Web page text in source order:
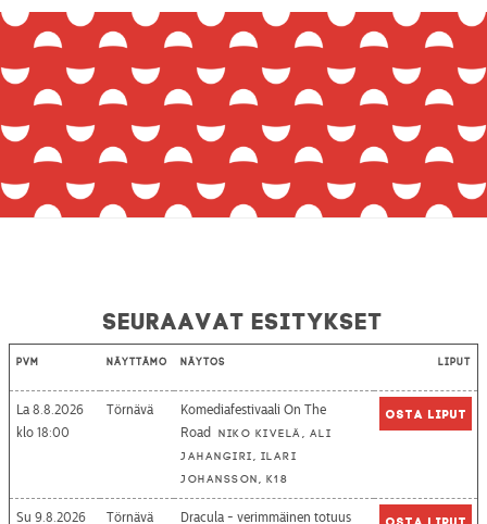
Seuraavat esitykset
Pvm Näyttämö Näytös Liput
La 8.8.2026
18:00
Törnävä
Komediafestivaali On The
Road
Niko Kivelä, Ali
Jahangiri, Ilari
Johansson, K18
Osta liput
Su 9.8.2026 Törnävä Dracula - verimmäinen totuus Osta liput